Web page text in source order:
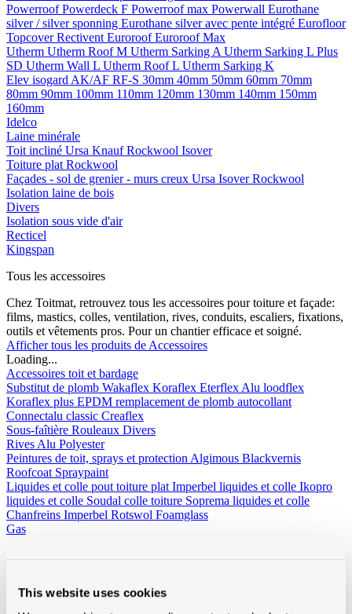
This website uses cookies
PowerroofPowerdeck F Powerroof max Powerwall Eurothane
silver / silver sponning Eurothane silver avec pente intégré Eurofloor
TopcoverRectivent EuroroofEuroroof Max
Utherm Utherm Roof M Utherm Sarking A Utherm Sarking L Plus
SD Utherm Wall L Utherm Roof L Utherm Sarking K
Elev isogard AK/AF RF-S 30mm 40mm 50mm 60mm 70mm
80mm 90mm 100mm 110mm 120mm 130mm 140mm 150mm
160mm
Idelco
Laine minérale
Toit incliné Ursa KnaufRockwool Isover
Toiture plat Rockwool
Façades - sol de grenier - murs creux Ursa IsoverRockwool
Isolation laine de bois
Divers
Isolation sous vide d'air
Recticel
Kingspan
Tous les accessoires
Chez Toitmat, retrouvez tous les accessoires pour toiture et façade:
films, mastics, colles, ventilation, rives, conduits, escaliers, fixations,
outils et vêtements pros. Pour un chantier efficace et soigné.
Afficher tous les produits de Accessoires
Loading...
Accessoires toit et bardage
Substitut de plomb Wakaflex Koraflex Eterflex Alu loodflex
Koraflex plus EPDM remplacement de plomb autocollant
Connectalu classic Creaflex
Sous-faîtière Rouleaux Divers
Rives Alu Polyester
Peintures de toit, sprays et protection Algimous Blackvernis
Roofcoat Spraypaint
Liquides et colle pout toiture plat Imperbel liquides et colle Ikopro
liquides et colle Soudal colle toiture Soprema liquides et colle
Chanfreins Imperbel Rotswol Foamglass
Gas
Hybrid Polymeer
Gouttières plastique, RWA
Gouttières
accessoires